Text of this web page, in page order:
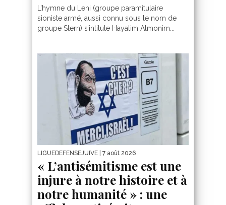
L’hymne du Lehi (groupe paramitulaire
sioniste armé, aussi connu sous le nom de
groupe Stern) s’intitule Hayalim Almonim...
LIGUEDEFENSEJUIVE | 7 août 2026
« L’antisémitisme est une
injure à notre histoire et à
notre humanité » : une